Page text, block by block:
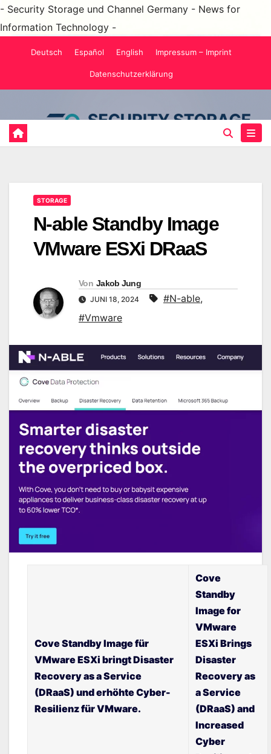
- Security Storage und Channel Germany - News for
Information Technology -
Deutsch Español English Impressum – Imprint
Datenschutzerklärung
STORAGE
N-able Standby Image
VMware ESXi DRaaS
Von Jakob Jung
JUNI 18, 2024 #N-able,
#Vmware
Cove Standby Image für
VMware ESXi bringtDisaster
Recovery as a Service
(DRaaS) und erhöhte Cyber-
Resilienz für VMware.
Cove
Standby
Image for
VMware
ESXi Brings
Disaster
Recovery as
a Service
(DRaaS) and
Increased
Cyber